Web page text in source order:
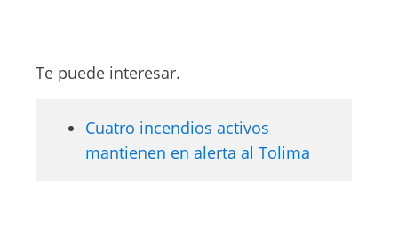
Te puede interesar.
Cuatro incendios activos
mantienen en alerta al Tolima